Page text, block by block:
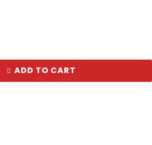
ADD TO CART